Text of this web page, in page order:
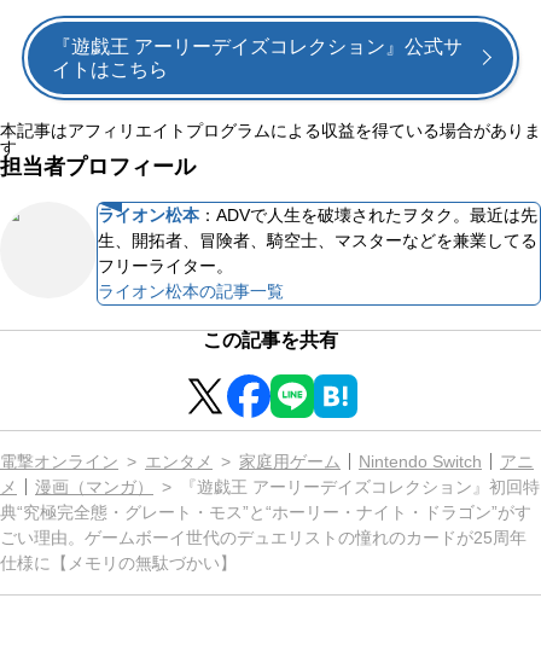
『遊戯王 アーリーデイズコレクション』公式サ
イトはこちら
本記事はアフィリエイトプログラムによる収益を得ている場合がありま
す
担当者プロフィール
ライオン松本 ： ADVで人生を破壊されたヲタク。最近は先
生、開拓者、冒険者、騎空士、マスターなどを兼業してる
フリーライター。
ライオン松本の記事一覧
この記事を共有
電撃オンライン エンタメ 家庭用ゲーム Nintendo Switch
アニ
メ
漫画（マンガ）
『遊戯王 アーリーデイズコレクション』初回特
典“究極完全態・グレート・モス”と“ホーリー・ナイト・ドラゴン”がす
ごい理由。ゲームボーイ世代のデュエリストの憧れのカードが25周年
仕様に【メモリの無駄づかい】